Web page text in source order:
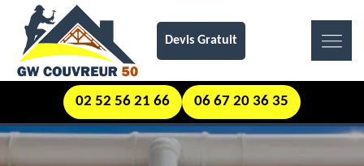
Devis Gratuit
02 52 56 21 66 06 67 20 36 35